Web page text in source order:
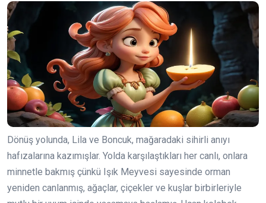
Dönüş yolunda, Lila ve Boncuk, mağaradaki sihirli anıyı
hafızalarına kazımışlar. Yolda karşılaştıkları her canlı, onlara
minnetle bakmış çünkü Işık Meyvesi sayesinde orman
yeniden canlanmış, ağaçlar, çiçekler ve kuşlar birbirleriyle